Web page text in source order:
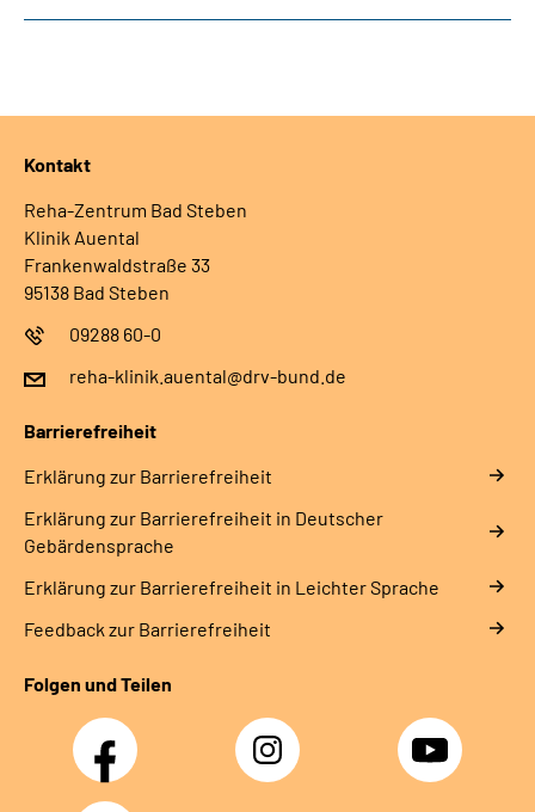
Kontakt
Reha-Zentrum Bad Steben
Klinik Auental
Frankenwaldstraße 33
95138 Bad Steben
09288 60-0
reha-klinik.auental@drv-bund.de
Barrierefreiheit
Erklärung zur Barrierefreiheit
Erklärung zur Barrierefreiheit in Deutscher
Gebärdensprache
Erklärung zur Barrierefreiheit in Leichter Sprache
Feedback zur Barrierefreiheit
Folgen und Teilen
Facebook Instagram YouTube